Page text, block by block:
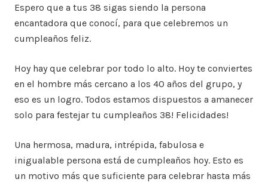
Espero que a tus 38 sigas siendo la persona
encantadora que conocí, para que celebremos un
cumpleaños feliz.
Hoy hay que celebrar por todo lo alto. Hoy te conviertes
en el hombre más cercano a los 40 años del grupo, y
eso es un logro. Todos estamos dispuestos a amanecer
solo para festejar tu cumpleaños 38! Felicidades!
Una hermosa, madura, intrépida, fabulosa e
inigualable persona está de cumpleaños hoy. Esto es
un motivo más que suficiente para celebrar hasta más